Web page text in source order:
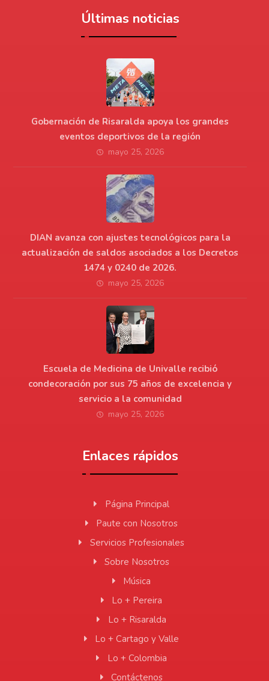
Últimas noticias
Gobernación de Risaralda apoya los grandes
eventos deportivos de la región
mayo 25, 2026
DIAN avanza con ajustes tecnológicos para la
actualización de saldos asociados a los Decretos
1474 y 0240 de 2026.
mayo 25, 2026
Escuela de Medicina de Univalle recibió
condecoración por sus 75 años de excelencia y
servicio a la comunidad
mayo 25, 2026
Enlaces rápidos
Página Principal
Paute con Nosotros
Servicios Profesionales
Sobre Nosotros
Música
Lo + Pereira
Lo + Risaralda
Lo + Cartago y Valle
Lo + Colombia
Contáctenos